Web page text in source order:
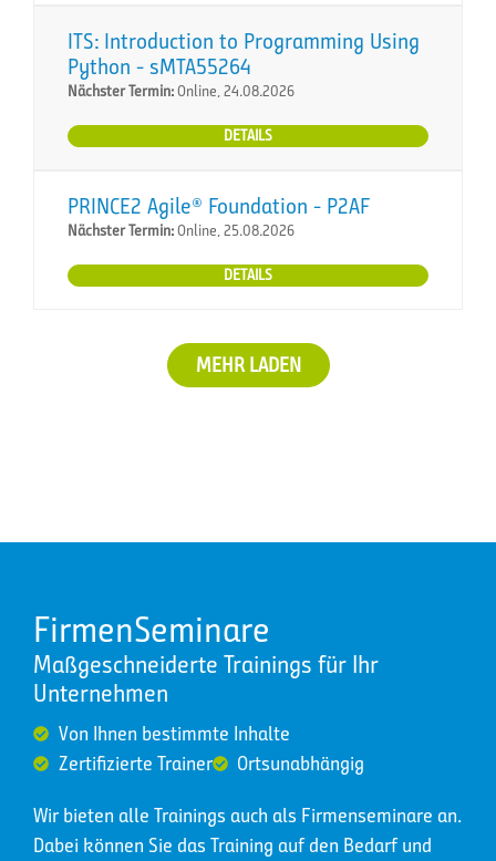
ITS: Introduction to Programming Using
Python - sMTA55264
Nächster Termin:Online, 24.08.2026
DETAILS
PRINCE2 Agile® Foundation - P2AF
Nächster Termin:Online, 25.08.2026
DETAILS
MEHR LADEN
FirmenSeminare
Maßgeschneiderte Trainings für Ihr
Unternehmen
Von Ihnen bestimmte Inhalte
Zertifizierte Trainer
Ortsunabhängig
Wir bieten alle Trainings auch als Firmenseminare an.
Dabei können Sie das Training auf den Bedarf und